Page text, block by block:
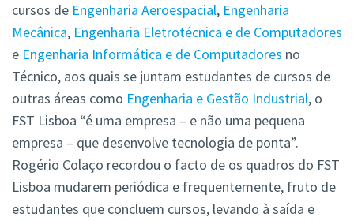
cursos de Engenharia Aeroespacial, Engenharia
Mecânica, Engenharia Eletrotécnica e de Computadores
e Engenharia Informática e de Computadores no
Técnico, aos quais se juntam estudantes de cursos de
outras áreas como Engenharia e Gestão Industrial, o
FST Lisboa “é uma empresa – e não uma pequena
empresa – que desenvolve tecnologia de ponta”.
Rogério Colaço recordou o facto de os quadros do FST
Lisboa mudarem periódica e frequentemente, fruto de
estudantes que concluem cursos, levando à saída e